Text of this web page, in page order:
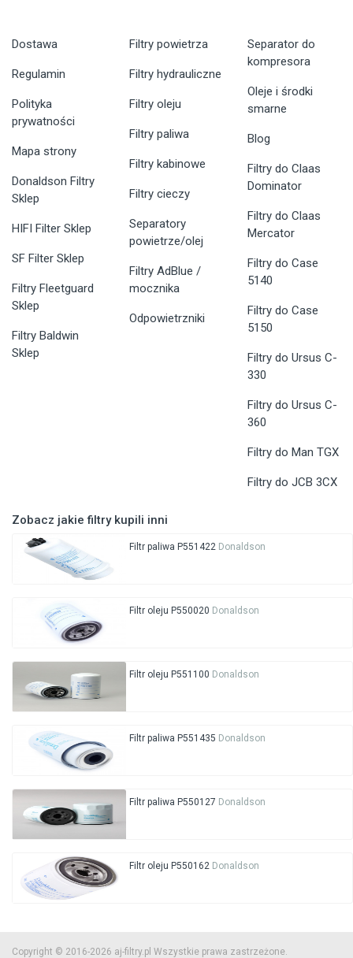
Dostawa
Regulamin
Polityka
prywatności
Mapa strony
Donaldson Filtry
Sklep
HIFI Filter Sklep
SF Filter Sklep
Filtry Fleetguard
Sklep
Filtry Baldwin
Sklep
Filtry powietrza
Filtry hydrauliczne
Filtry oleju
Filtry paliwa
Filtry kabinowe
Filtry cieczy
Separatory
powietrze/olej
Filtry AdBlue /
mocznika
Odpowietrzniki
Separator do
kompresora
Oleje i środki
smarne
Blog
Filtry do Claas
Dominator
Filtry do Claas
Mercator
Filtry do Case
5140
Filtry do Case
5150
Filtry do Ursus C-
330
Filtry do Ursus C-
360
Filtry do Man TGX
Filtry do JCB 3CX
Zobacz jakie filtry kupili inni
Filtr paliwa P551422 Donaldson
Filtr oleju P550020 Donaldson
Filtr oleju P551100 Donaldson
Filtr paliwa P551435 Donaldson
Filtr paliwa P550127 Donaldson
Filtr oleju P550162 Donaldson
Copyright © 2016-2026 aj-filtry.pl Wszystkie prawa zastrzeżone.